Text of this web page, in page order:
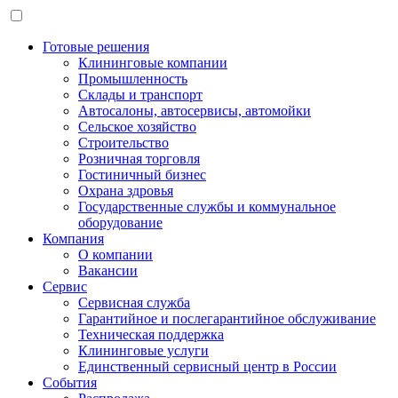
Готовые решения
Клининговые компании
Промышленность
Склады и транспорт
Автосалоны, автосервисы, автомойки
Сельское хозяйство
Строительство
Розничная торговля
Гостиничный бизнес
Охрана здровья
Государственные службы и коммунальное
оборудование
Компания
О компании
Вакансии
Сервис
Сервисная служба
Гарантийное и послегарантийное обслуживание
Техническая поддержка
Клининговые услуги
Единственный сервисный центр в России
События